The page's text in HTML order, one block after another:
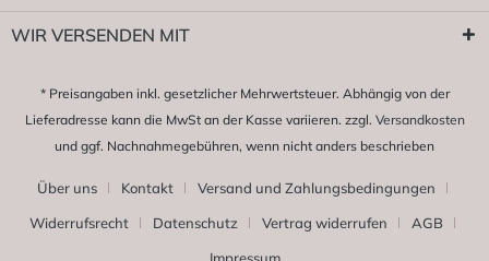
WIR VERSENDEN MIT
* Preisangaben inkl. gesetzlicher Mehrwertsteuer. Abhängig von der
Lieferadresse kann die MwSt an der Kasse variieren. zzgl. Versandkosten
und ggf. Nachnahmegebühren, wenn nicht anders beschrieben
Über uns Kontakt
Versand und Zahlungsbedingungen
Widerrufsrecht
Datenschutz Vertrag widerrufen
AGB